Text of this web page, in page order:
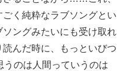
く純粋なラブソングとい
ングみたいにも受け取れ
んだ時に、もっといびつ
のは人間っていうのは